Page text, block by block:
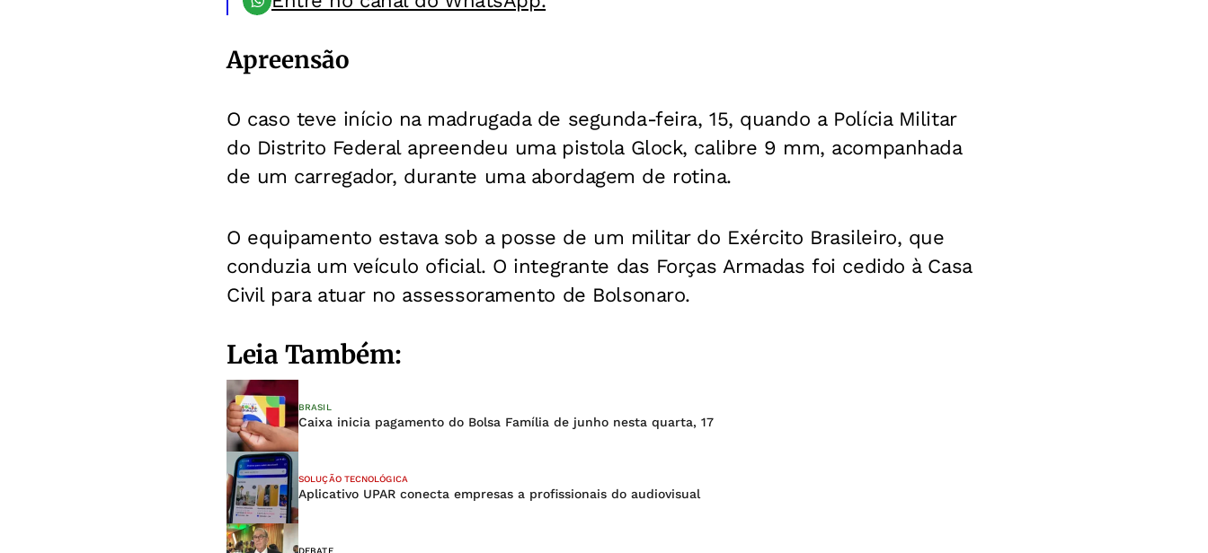
Apreensão
​O caso teve início na madrugada de segunda-feira, 15, quando a Polícia Militar
do Distrito Federal apreendeu uma pistola Glock, calibre 9 mm, acompanhada
de um carregador, durante uma abordagem de rotina.
O equipamento estava sob a posse de um militar do Exército Brasileiro, que
conduzia um veículo oficial. O integrante das Forças Armadas foi cedido à Casa
Civil para atuar no assessoramento de Bolsonaro.
Leia Também:
BRASIL
Caixa inicia pagamento do Bolsa Família de junho nesta quarta, 17
SOLUÇÃO TECNOLÓGICA
Aplicativo UPAR conecta empresas a profissionais do audiovisual